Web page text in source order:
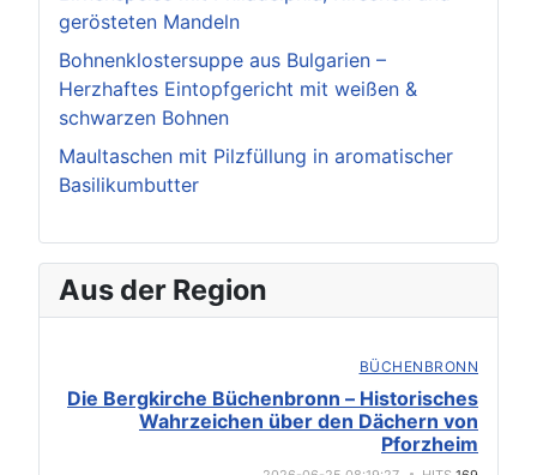
gerösteten Mandeln
Bohnenklostersuppe aus Bulgarien –
Herzhaftes Eintopfgericht mit weißen &
schwarzen Bohnen
Maultaschen mit Pilzfüllung in aromatischer
Basilikumbutter
Aus der Region
BÜCHENBRONN
Die Bergkirche Büchenbronn – Historisches
Wahrzeichen über den Dächern von
Pforzheim